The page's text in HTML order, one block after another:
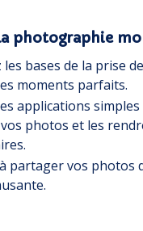
photographie
les bases de la prise
moments parfaits.
applications
photos et les
partager vos photos